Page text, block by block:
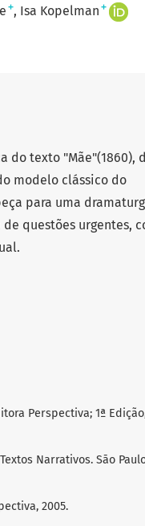
+ Isa Kopelman +
do texto "Mãe"(1860),
modelo clássico do
para uma
questões urgentes,
Perspectiva; 1ª
Narrativos. Sāo
2005.